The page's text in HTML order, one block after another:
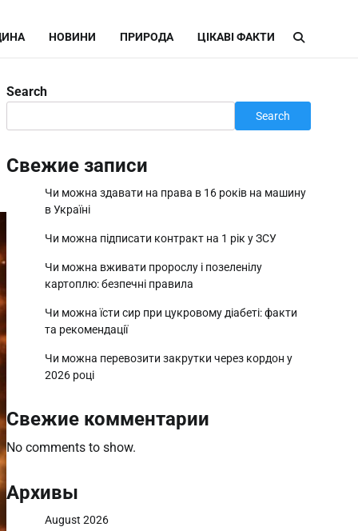
НОВИНИ ПРИРОДА ЦІКАВІ ФАКТИ
Search
Search
Свежие записи
Чи можна здавати на права в 16 років на машину
в Україні
Чи можна підписати контракт на 1 рік у ЗСУ
Чи можна вживати пророслу і позеленілу
картоплю: безпечні правила
Чи можна їсти сир при цукровому діабеті: факти
та рекомендації
Чи можна перевозити закрутки через кордон у
2026 році
Свежие комментарии
No comments to show.
Архивы
August 2026